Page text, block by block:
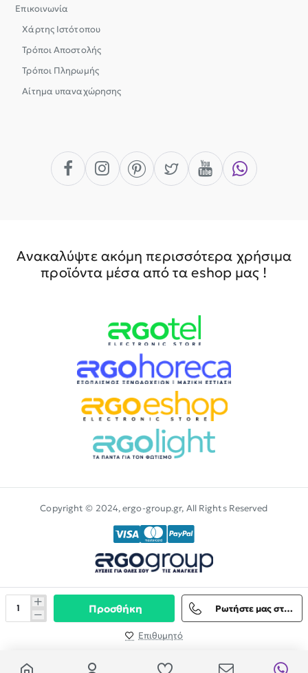
Προσθήκη Ρωτήστε μας στο Viber
Επιθυμητό
Επικοινωνία
Χάρτης Ιστότοπου
Τρόποι Αποστολής
Τρόποι Πληρωμής
Αίτημα υπαναχώρησης
Ανακαλύψτε ακόμη περισσότερα χρήσιμα
προϊόντα μέσα από τα eshop μας !
Copyright © 2024, ergo-group.gr, All Rights Reserved